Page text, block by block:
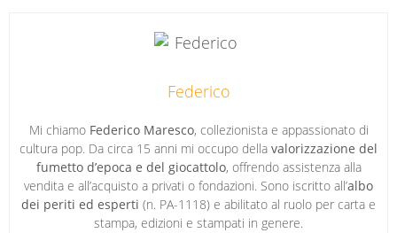
Federico
Mi chiamo Federico Maresco, collezionista e appassionato di
cultura pop. Da circa 15 anni mi occupo della valorizzazione del
fumetto d’epoca e del giocattolo, offrendo assistenza alla
vendita e all’acquisto a privati o fondazioni. Sono iscritto all’albo
dei periti ed esperti (n. PA-1118) e abilitato al ruolo per carta e
stampa, edizioni e stampati in genere.